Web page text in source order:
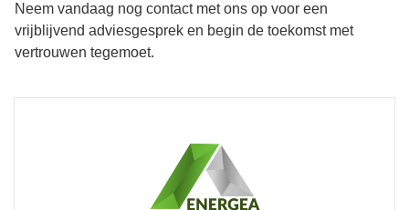
Neem vandaag nog contact met ons op voor een
vrijblijvend adviesgesprek en begin de toekomst met
vertrouwen tegemoet.